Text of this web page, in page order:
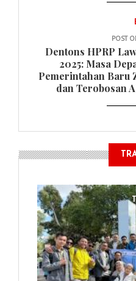
POST
Dentons HPRP
2025: Masa
Pemerintahan Baru
dan Terobosan